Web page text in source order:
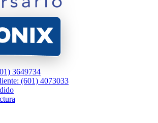
3649734
(601) 4073033